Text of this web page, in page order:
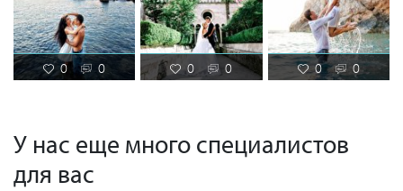
0 0 0 0 0 0
У нас еще много специалистов
для вас